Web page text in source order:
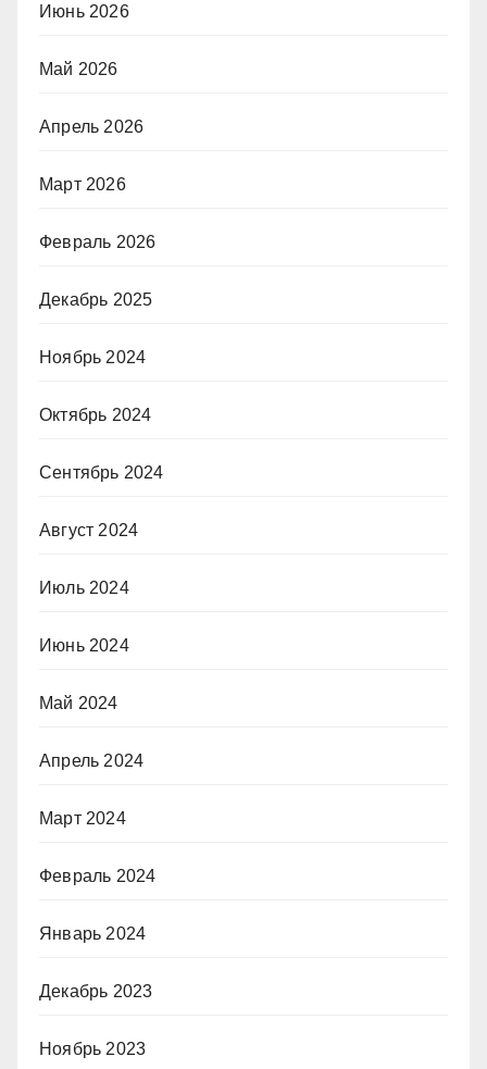
Июнь 2026
Май 2026
Апрель 2026
Март 2026
Февраль 2026
Декабрь 2025
Ноябрь 2024
Октябрь 2024
Сентябрь 2024
Август 2024
Июль 2024
Июнь 2024
Май 2024
Апрель 2024
Март 2024
Февраль 2024
Январь 2024
Декабрь 2023
Ноябрь 2023